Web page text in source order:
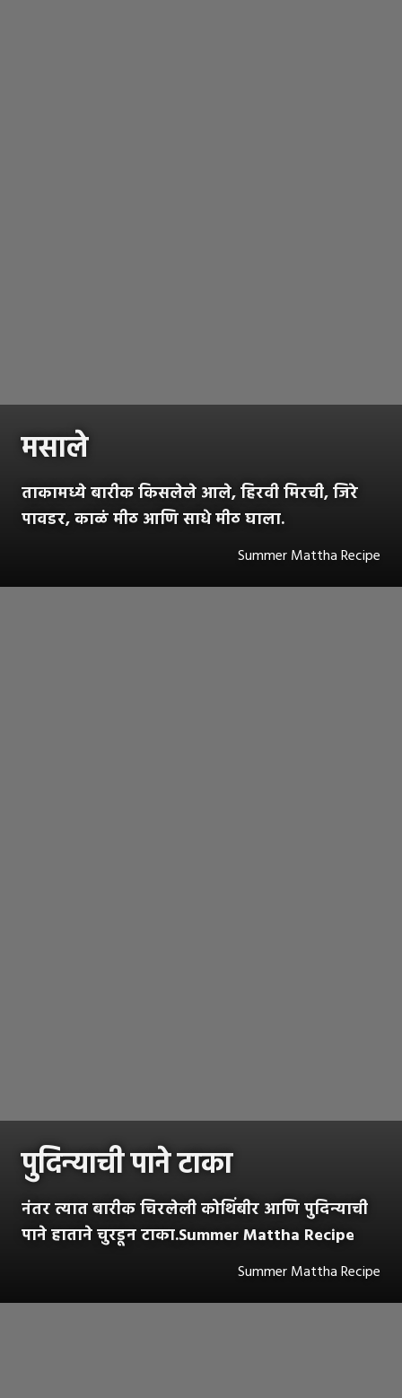
मसाले
ताकामध्ये बारीक किसलेले आले, हिरवी मिरची, जिरे
पावडर, काळं मीठ आणि साधे मीठ घाला.
Summer Mattha Recipe
पुदिन्याची पाने टाका
नंतर त्यात बारीक चिरलेली कोथिंबीर आणि पुदिन्याची
पाने हाताने चुरडून टाका.Summer Mattha Recipe
Summer Mattha Recipe